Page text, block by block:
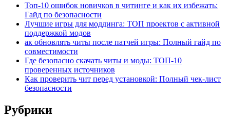
Топ-10 ошибок новичков в читинге и как их избежать:
Гайд по безопасности
Лучшие игры для моддинга: ТОП проектов с активной
поддержкой модов
ак обновлять читы после патчей игры: Полный гайд по
совместимости
Где безопасно скачать читы и моды: ТОП-10
проверенных источников
Как проверить чит перед установкой: Полный чек-лист
безопасности
Рубрики